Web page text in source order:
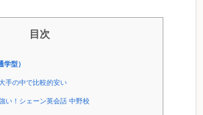
目次
型）
手の中で比較的安い
い！シェーン英会話 中野校